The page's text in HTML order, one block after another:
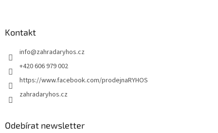
Kontakt
info@zahradaryhos.cz
+420 606 979 002
https://www.facebook.com/prodejnaRYHOS
zahradaryhos.cz
Odebírat newsletter